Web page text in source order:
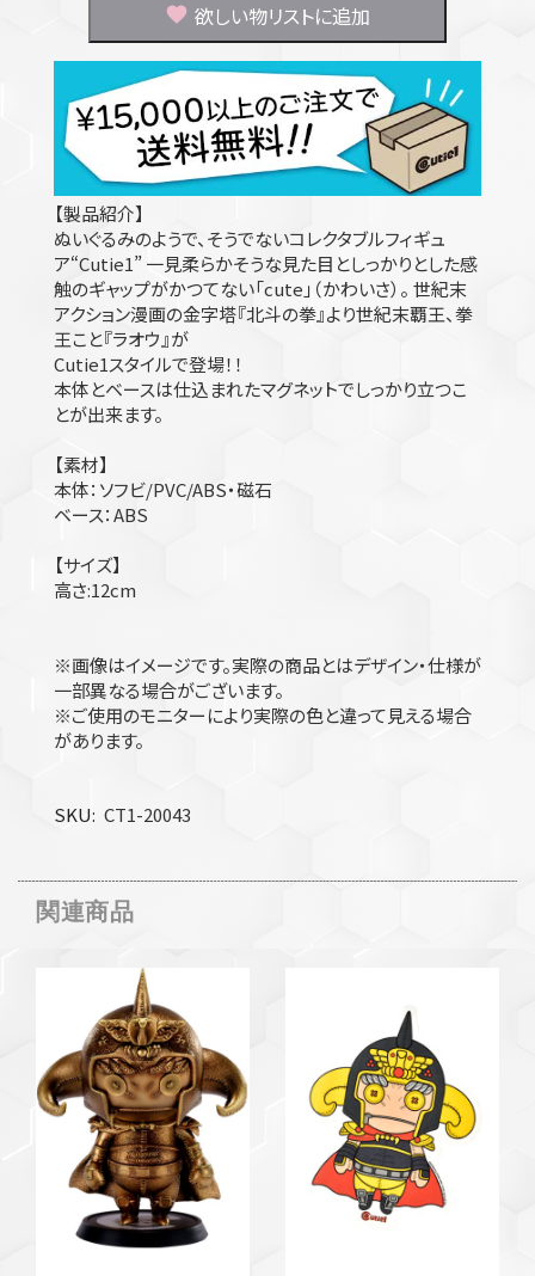
欲しい物リストに追加
【製品紹介】
ぬいぐるみのようで、そうでないコレクタブルフィギュ
ア“Cutie1” 一見柔らかそうな見た目としっかりとした感
触のギャップがかつてない「cute」（かわいさ）。 世紀末
アクション漫画の金字塔『北斗の拳』より世紀末覇王、拳
王こと『ラオウ』が
Cutie1スタイルで登場！！
本体とベースは仕込まれたマグネットでしっかり立つこ
とが出来ます。
【素材】
本体：ソフビ/PVC/ABS・磁石
ベース：ABS
【サイズ】
高さ:12cm
※画像はイメージです。実際の商品とはデザイン・仕様が
一部異なる場合がございます。
※ご使用のモニターにより実際の色と違って見える場合
があります。
SKU CT1-20043
関連商品